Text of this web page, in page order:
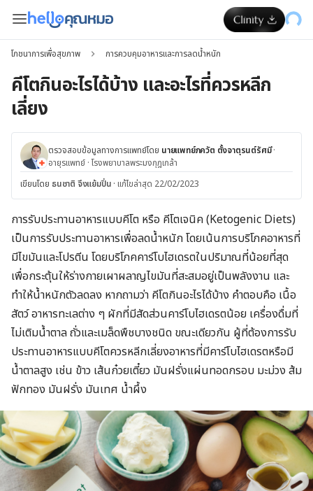
โภชนาการเพื่อสุขภาพ การควบคุมอาหารและการลดน้ำหนัก
คีโตกินอะไรได้บ้าง และอะไรที่ควรหลีก
เลี่ยง
ตรวจสอบข้อมูลทางการแพทย์โดย นายแพทย์ภควัต ตั้งจาตุรนต์รัศมี·
อายุรแพทย์ ·โรงพยาบาลพระมงกุฎเกล้า
เขียนโดย ธนชาติ จึงแย้มปิ่น · แก้ไขล่าสุด 22/02/2023
การรับประทานอาหารแบบคีโต หรือ คีโตเจนิค (Ketogenic Diets)
เป็นการรับประทานอาหารเพื่อลดน้ำหนัก โดยเน้นการบริโภคอาหารที่
มีไขมันและโปรตีน โดยบริโภคคาร์โบไฮเดรตในปริมาณที่น้อยที่สุด
เพื่อกระตุ้นให้ร่างกายเผาผลาญไขมันที่สะสมอยู่เป็นพลังงาน และ
ทำให้น้ำหนักตัวลดลง หากถามว่า คีโตกินอะไรได้บ้าง คำตอบคือ เนื้อ
สัตว์ อาหารทะเลต่าง ๆ ผักที่มีสัดส่วนคาร์โบไฮเดรตน้อย เครื่องดื่มที่
ไม่เติมน้ำตาล ถั่วและเมล็ดพืชบางชนิด ขณะเดียวกัน ผู้ที่ต้องการรับ
ประทานอาหารแบบคีโตควรหลีกเลี่ยงอาหารที่มีคาร์โบไฮเดรตหรือมี
น้ำตาลสูง เช่น ข้าว เส้นก๋วยเตี๋ยว มันฝรั่งแผ่นทอดกรอบ มะม่วง ส้ม
ฟักทอง มันฝรั่ง มันเทศ น้ำผึ้ง